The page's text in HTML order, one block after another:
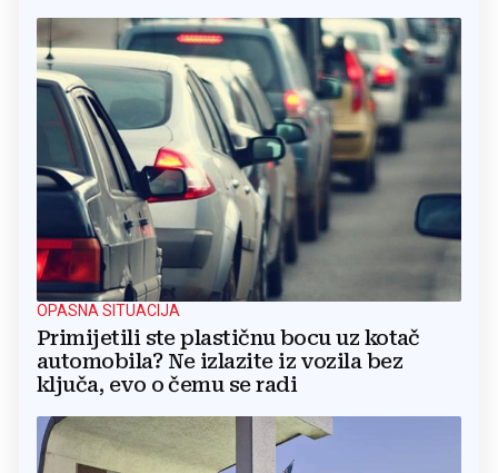
OPASNA SITUACIJA
Primijetili ste plastičnu bocu uz kotač
automobila? Ne izlazite iz vozila bez
ključa, evo o čemu se radi